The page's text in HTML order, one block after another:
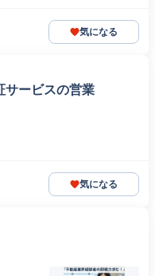
気になる
サービスの営業
気になる